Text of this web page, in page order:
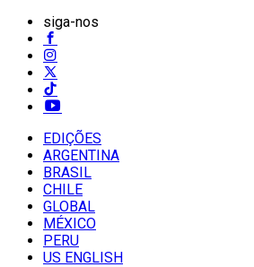
siga-nos
EDIÇÕES
ARGENTINA
BRASIL
CHILE
GLOBAL
MÉXICO
PERU
US ENGLISH